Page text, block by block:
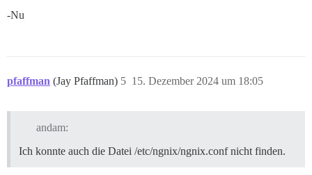
-Nu
pfaffman (Jay Pfaffman) 15. Dezember 2024 um 18:05
5
andam:
Ich konnte auch die Datei /etc/ngnix/ngnix.conf nicht finden.